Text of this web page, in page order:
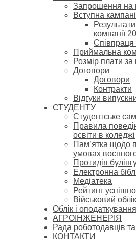
Запрошення на
Вступна
компанії
Приймальна
Розмір плати
Договори
Договори
Контракти
Відгуки
СТУДЕНТУ
Cтудентське
Правила
освіти в коледжі
Пам’ятка щодо
умовах
Протидія
Електронна
Медіатека
Рейтинг
Військовий облік
Облік і оподаткування
АГРОІНЖЕНЕРІЯ
Рада роботодавців
КОНТАКТИ